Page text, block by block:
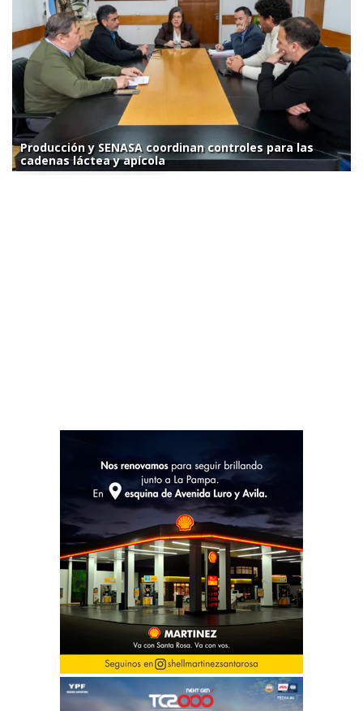
Producción y SENASA coordinan controles para las
cadenas láctea y apícola